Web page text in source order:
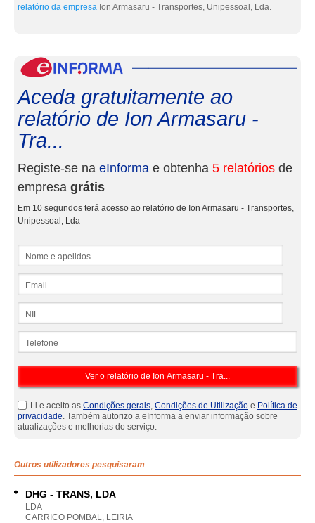
relatório da empresa Ion Armasaru - Transportes, Unipessoal, Lda.
Aceda gratuitamente ao
relatório de Ion Armasaru -
Tra...
Registe-se na eInforma e obtenha 5 relatórios de
empresa grátis
Em 10 segundos terá acesso ao relatório de Ion Armasaru - Transportes,
Unipessoal, Lda
Li e aceito as Condições gerais, Condições de Utilização e Política de
privacidade. Também autorizo a eInforma a enviar informação sobre
atualizações e melhorias do serviço.
Outros utilizadores pesquisaram
DHG - TRANS, LDA
LDA
CARRICO POMBAL, LEIRIA